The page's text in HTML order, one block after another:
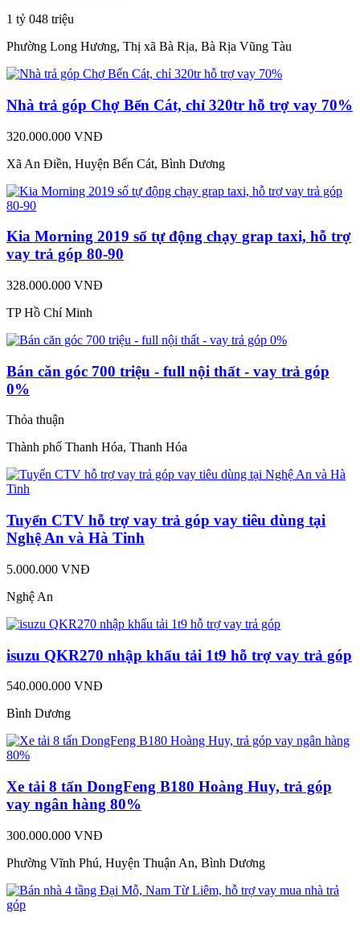
1 tỷ 048 triệu
Phường Long Hương, Thị xã Bà Rịa, Bà Rịa Vũng Tàu
Nhà trả góp Chợ Bến Cát, chỉ 320tr hỗ trợ vay 70%
320.000.000 VNĐ
Xã An Điền, Huyện Bến Cát, Bình Dương
Kia Morning 2019 số tự động chạy grap taxi, hỗ trợ
vay trả góp 80-90
328.000.000 VNĐ
TP Hồ Chí Minh
Bán căn góc 700 triệu - full nội thất - vay trả góp
0%
Thỏa thuận
Thành phố Thanh Hóa, Thanh Hóa
Tuyển CTV hỗ trợ vay trả góp vay tiêu dùng tại
Nghệ An và Hà Tinh
5.000.000 VNĐ
Nghệ An
isuzu QKR270 nhập khẩu tải 1t9 hỗ trợ vay trả góp
540.000.000 VNĐ
Bình Dương
Xe tải 8 tấn DongFeng B180 Hoàng Huy, trả góp
vay ngân hàng 80%
300.000.000 VNĐ
Phường Vĩnh Phú, Huyện Thuận An, Bình Dương